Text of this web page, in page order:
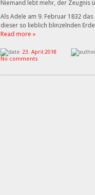
Niemand lebt mehr, der Zeugnis
Als Adele am 9. Februar 1832
dieser so lieblich blinzelnden
Read more »
23. April 2018
No comments